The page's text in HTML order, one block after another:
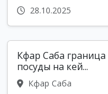
28.10.2025
Кфар Саба
посуды на кей...
Кфар Саба